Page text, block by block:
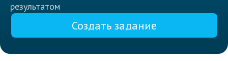
результатом
Создать задание